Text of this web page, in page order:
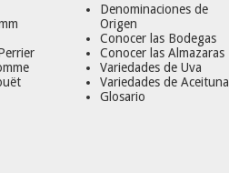
Denominaciones de
Origen
Conocer las Bodegas
Conocer las Almazaras
Variedades de Uva
Variedades de Aceituna
Glosario